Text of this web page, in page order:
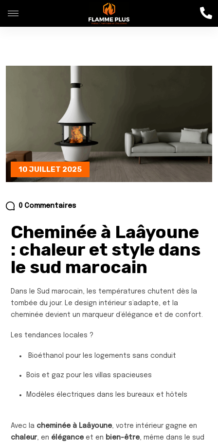
10 JUILLET 2025
0 Commentaires
Cheminée à Laâyoune
: chaleur et style dans
le sud marocain
Dans le Sud marocain, les températures chutent dès la
tombée du jour. Le design intérieur s’adapte, et la
cheminée devient un marqueur d’élégance et de confort.
Les tendances locales ?
Bioéthanol pour les logements sans conduit
Bois et gaz pour les villas spacieuses
Modèles électriques dans les bureaux et hôtels
Avec la cheminée à Laâyoune, votre intérieur gagne en
chaleur, en élégance et en bien-être, même dans le sud